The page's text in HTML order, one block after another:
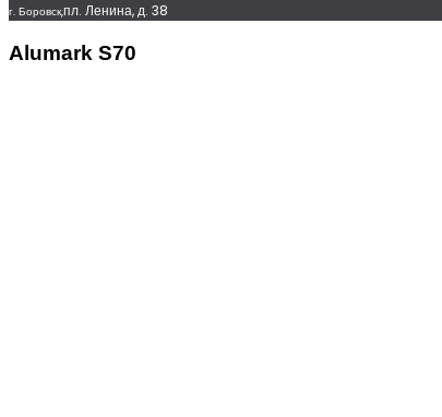
г. Боровск,пл. Ленина, д. 38
Alumark S70